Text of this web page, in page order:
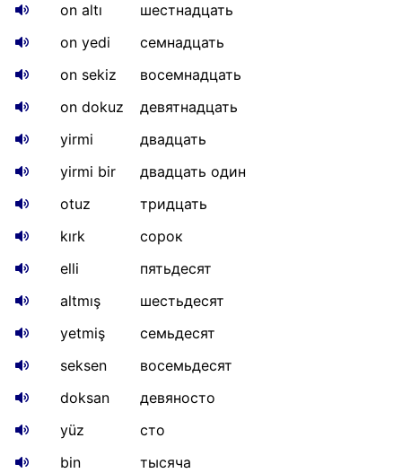
on altı
шестнадцать
on yedi
семнадцать
on sekiz
восемнадцать
on dokuz
девятнадцать
yirmi
двадцать
yirmi bir
двадцать один
otuz
тридцать
kırk
сорок
elli
пятьдесят
altmış
шестьдесят
yetmiş
семьдесят
seksen
восемьдесят
doksan
девяносто
yüz
сто
bin
тысяча